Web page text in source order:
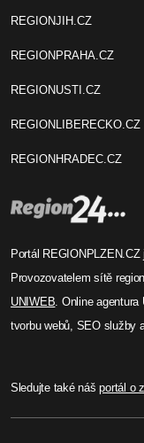
REGIONJIH.CZ
REGIONPRAHA.CZ
REGIONUSTI.CZ
REGIONLIBERECKO.CZ
REGIONHRADEC.CZ
Portál
Provozovatelem sítě
UNIWEB. Online
tvorbu webů, SEO služby
Sledujte také nášportál o